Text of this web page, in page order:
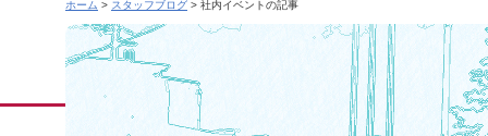
ホーム > スタッフブログ > 社内イベントの記事